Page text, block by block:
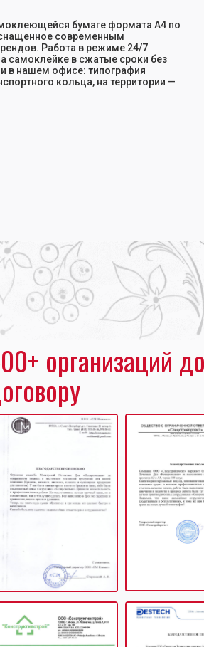
бумаге формата А4 по
современным
Работа в режиме 24/7
самоклейке в сжатые сроки без
в нашем офисе: типография
кольца, на территории —
бумаге А4 по выгодной цене
организаций